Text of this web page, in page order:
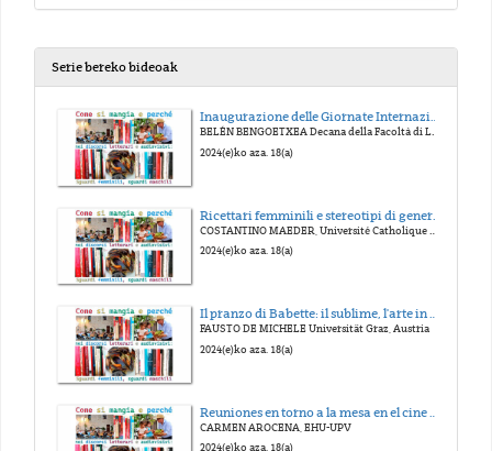
Serie bereko bideoak
Inaugurazione delle Giornate Internazionali
BELÉN BENGOETXEA Decana della Facoltà di Lettere LUCIA BARBATO Ambasciata d’Italia in Spagna, Madrid; Già EHU-UPV
2024(e)ko aza. 18(a)
COSTANTINO MAEDER, Université Catholique de Louvain, Belgio
2024(e)ko aza. 18(a)
Il pranzo di Babette: il sublime, l'arte in cucina e la felicità.
FAUSTO DE MICHELE Universität Graz, Austria
2024(e)ko aza. 18(a)
CARMEN AROCENA, EHU-UPV
2024(e)ko aza. 18(a)